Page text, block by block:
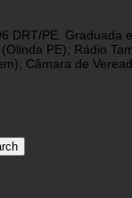
DRT/PE.
PE); Rádio
Câmara de